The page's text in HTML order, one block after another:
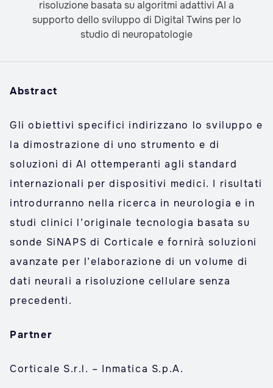
Abstract
Gli obiettivi specifici indirizzano lo sviluppo e
la dimostrazione di uno strumento e di
soluzioni di AI ottemperanti agli standard
internazionali per dispositivi medici. I risultati
introdurranno nella ricerca in neurologia e in
studi clinici l’originale tecnologia basata su
sonde SiNAPS di Corticale e fornirà soluzioni
avanzate per l’elaborazione di un volume di
dati neurali a risoluzione cellulare senza
precedenti.
Partner
Corticale S.r.l. – Inmatica S.p.A.